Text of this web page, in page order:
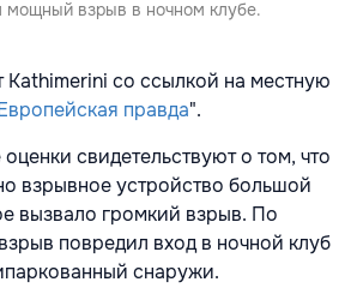
мощный взрыв в ночном клубе.
со ссылкой на местную
правда".
свидетельствуют о том, что
взрывное устройство большой
вызвало громкий взрыв. По
повредил вход в ночной клуб
снаружи.